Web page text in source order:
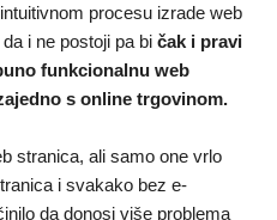
procesu izrade web
i ne postoji pa bi čak i pravi
funkcionalnu web
s online trgovinom.
stranica, ali samo one vrlo
i svakako bez e-
da donosi više problema